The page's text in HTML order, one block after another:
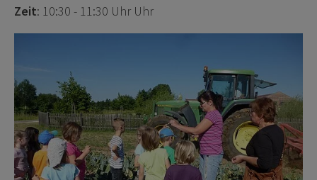
Zeit: 10:30 - 11:30 Uhr Uhr